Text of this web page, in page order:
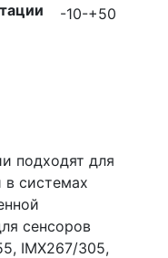
-10-+50
подходят для
в системах
сенсоров
IMX267/305,